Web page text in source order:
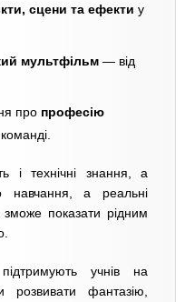
сцени та ефекти у
мультфільм — від
про професію
і технічні знання, а
а реальні
зможе показати рідним
учнів на
розвивати фантазію,